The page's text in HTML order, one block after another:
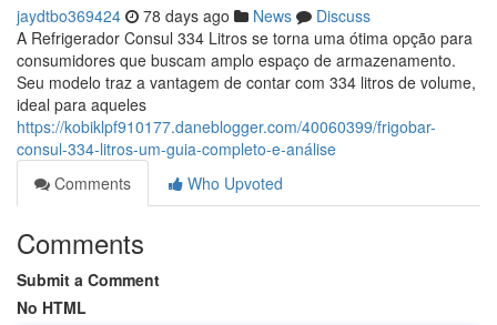
jaydtbo369424 78 days ago News
Discuss
A Refrigerador Consul 334 Litros se torna uma ótima opção para
consumidores que buscam amplo espaço de armazenamento.
Seu modelo traz a vantagem de contar com 334 litros de volume,
ideal para aqueles
https://kobiklpf910177.daneblogger.com/40060399/frigobar-
consul-334-litros-um-guia-completo-e-análise
Comments
Who Upvoted
Comments
Submit a Comment
No HTML